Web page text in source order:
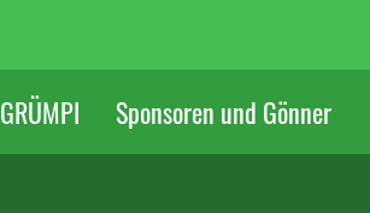
GRÜMPI Sponsoren und Gönner